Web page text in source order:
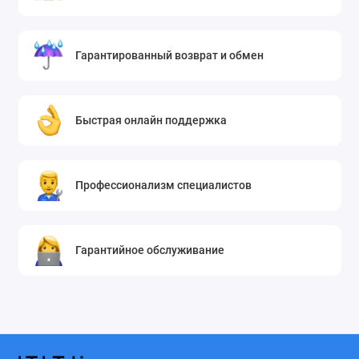
WD-80187NUP
WD-80192N
WD-80192T
WD-80250NP
WD-80250SP
WD-80250SUP
WD-80260NP
WD-80264TP
Гарантированный возврат и обмен
Быстрая онлайн поддержка
Профессионализм специалистов
Гарантийное обслуживание